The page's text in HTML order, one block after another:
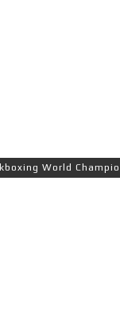
World Championship